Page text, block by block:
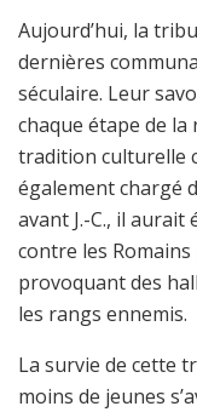
Aujourd’hui, la
dernières
séculaire. Leur
chaque étape de la
tradition culturelle
également chargé
avant J.-C., il
contre les
provoquant des
les rangs ennemis.
La survie de cette
moins de jeunes